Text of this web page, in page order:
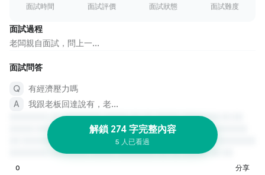
面試時間 面試評價 面試狀態 面試難度
面試過程
老闆親自面試，問上一...
面試問答
有經濟壓力嗎
我跟老板回達說有，老...
解鎖 274 字完整內容
5 人已看過
0 分享